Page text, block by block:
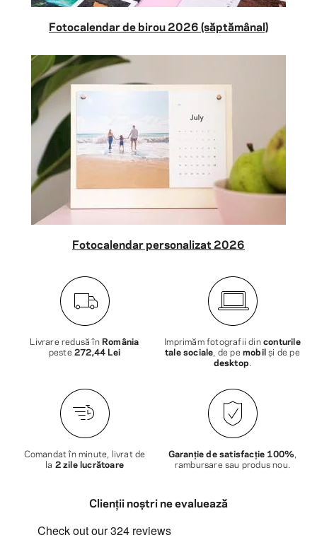
Fotocalendar de birou 2026 (săptămânal)
Fotocalendar personalizat 2026
Livrare redusă în România
peste272,44 Lei
Imprimăm fotografii dinconturile
tale sociale , de pemobilși de pe
desktop
Comandat în minute, livrat de
la 2 zile lucrătoare
Garanție de satisfacție 100%
rambursare sau produs nou.
Clienții noștri ne evaluează